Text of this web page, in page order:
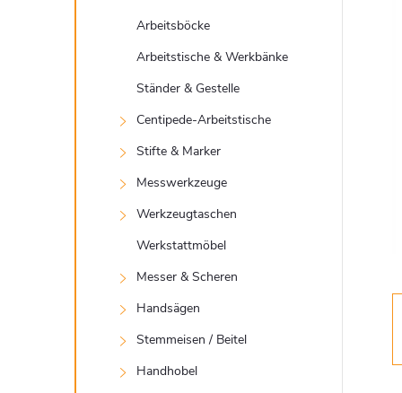
Arbeitsböcke
Arbeitstische & Werkbänke
Ständer & Gestelle
Centipede-Arbeitstische
Stifte & Marker
Messwerkzeuge
Werkzeugtaschen
Werkstattmöbel
Messer & Scheren
Handsägen
Stemmeisen / Beitel
Handhobel